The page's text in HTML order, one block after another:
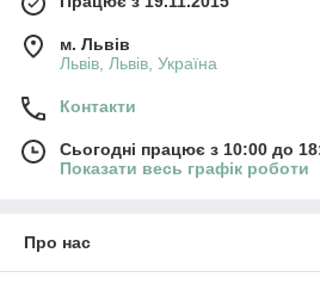
популярністю
Rabanne Pour Homme,
Sport, Tenere та ін При
звертало на себе увагу
гармонійне, доречне і в
незвичайне поєднання
упаковки.Парфуми від
м. Львів
Львів, Львів, Україна
Контакти
Сьогодні працює з 10:00 до
Показати весь графік роботи
Про нас